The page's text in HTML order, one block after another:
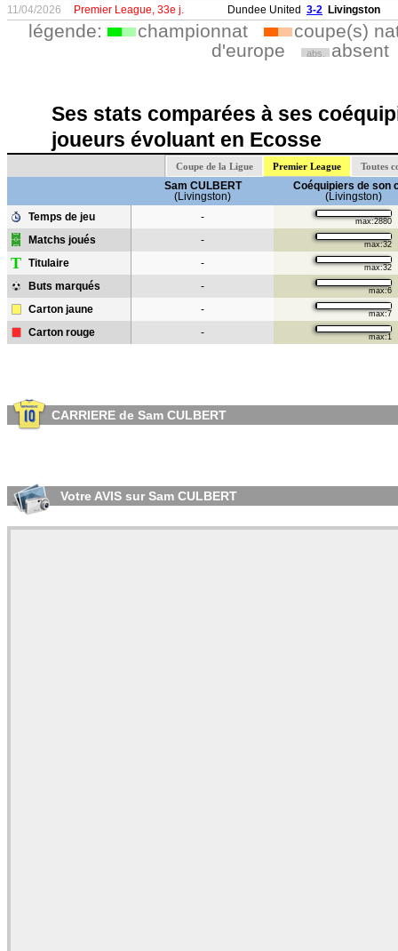
11/04/2026
Premier League, 33e j. Dundee United 3-2 Livingston
légende: championnat
coupe(s)
d'europe
abs. absent
Ses stats comparées à ses
joueurs évoluant en Ecosse
Coupe de la Ligue Premier League Toutes
Sam CULBERT
(Livingston)
Coéquipiers de son
(Livingston)
Temps de jeu
- max:2880
Matchs joués - max:32
T Titulaire - max:32
Buts marqués - max:6
Carton jaune - max:7
Carton rouge - max:1
CARRIERE de Sam CULBERT
Votre AVIS sur Sam CULBERT